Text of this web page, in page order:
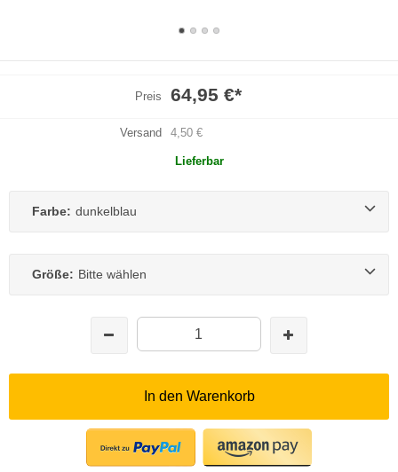
Preis 64,95 €*
Versand 4,50 €
Lieferbar
Farbe: dunkelblau
Größe: Bitte wählen
In den Warenkorb